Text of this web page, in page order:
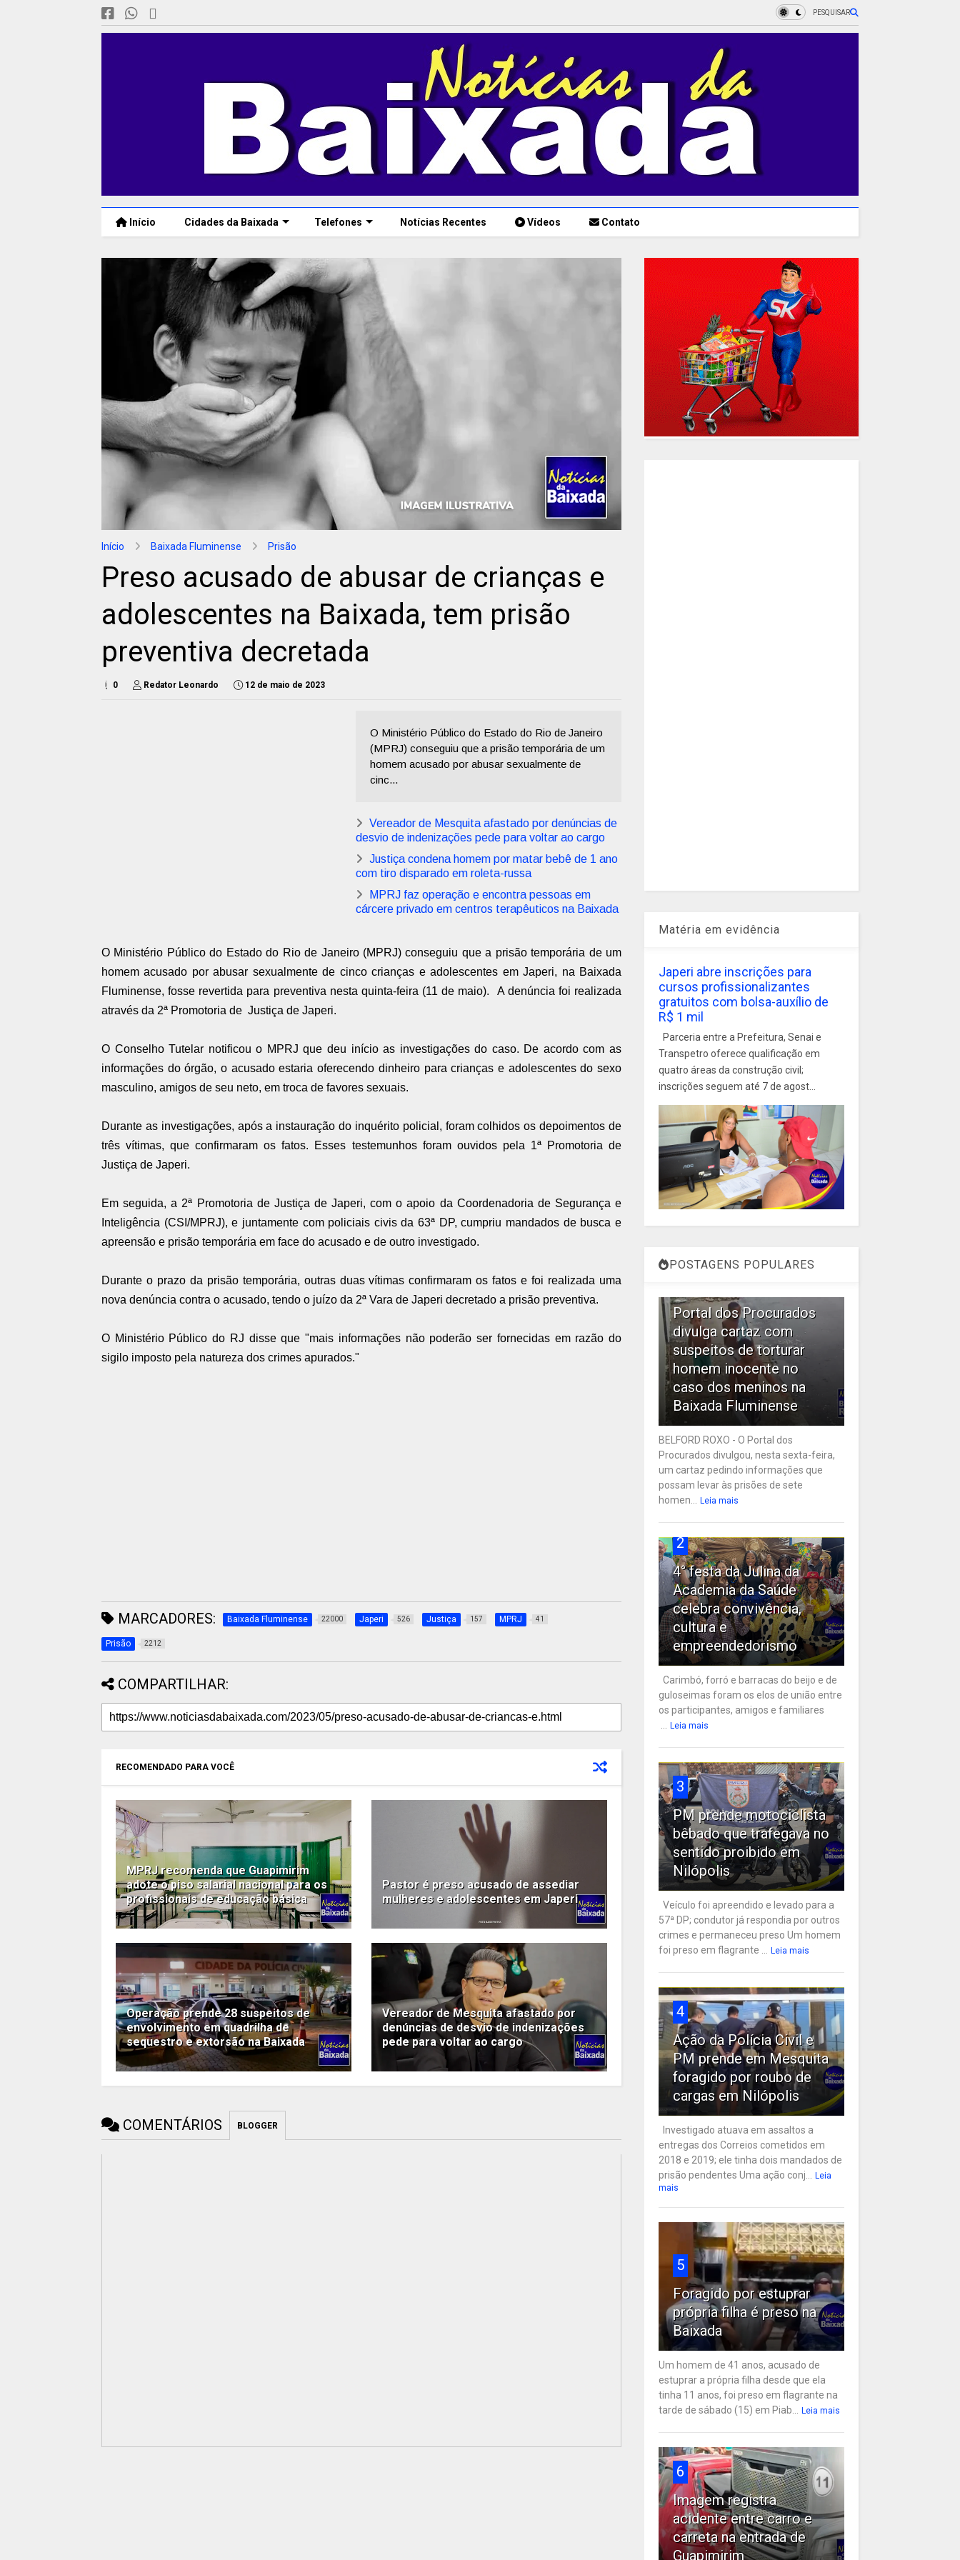
PESQUISAR
Início Cidades da Baixada Telefones Notícias Recentes Vídeos Contato
Início Baixada Fluminense Prisão
Preso acusado de abusar de crianças e
adolescentes na Baixada, tem prisão
preventiva decretada
0 Redator Leonardo 12 de maio de 2023
O Ministério Público do Estado do Rio de Janeiro
(MPRJ) conseguiu que a prisão temporária de um
homem acusado por abusar sexualmente de
cinc...
Vereador de Mesquita afastado por denúncias de
desvio de indenizações pede para voltar ao cargo
Justiça condena homem por matar bebê de 1 ano
com tiro disparado em roleta-russa
MPRJ faz operação e encontra pessoas em
cárcere privado em centros terapêuticos na Baixada
O Ministério Público do Estado do Rio de Janeiro (MPRJ) conseguiu que a prisão temporária de um
homem acusado por abusar sexualmente de cinco crianças e adolescentes em Japeri, na Baixada
Fluminense, fosse revertida para preventiva nesta quinta-feira (11 de maio). A denúncia foi realizada
através da 2ª Promotoria de Justiça de Japeri.
O Conselho Tutelar notificou o MPRJ que deu início as investigações do caso. De acordo com as
informações do órgão, o acusado estaria oferecendo dinheiro para crianças e adolescentes do sexo
masculino, amigos de seu neto, em troca de favores sexuais.
Durante as investigações, após a instauração do inquérito policial, foram colhidos os depoimentos de
três vítimas, que confirmaram os fatos. Esses testemunhos foram ouvidos pela 1ª Promotoria de
Justiça de Japeri.
Em seguida, a 2ª Promotoria de Justiça de Japeri, com o apoio da Coordenadoria de Segurança e
Inteligência (CSI/MPRJ), e juntamente com policiais civis da 63ª DP, cumpriu mandados de busca e
apreensão e prisão temporária em face do acusado e de outro investigado.
Durante o prazo da prisão temporária, outras duas vítimas confirmaram os fatos e foi realizada uma
nova denúncia contra o acusado, tendo o juízo da 2ª Vara de Japeri decretado a prisão preventiva.
O Ministério Público do RJ disse que "mais informações não poderão ser fornecidas em razão do
sigilo imposto pela natureza dos crimes apurados."
MARCADORES: Baixada Fluminense 22000 Japeri 526 Justiça 157 MPRJ 41
Prisão 2212
COMPARTILHAR:
RECOMENDADO PARA VOCÊ
MPRJ recomenda que Guapimirim
adote o piso salarial nacional para os
profissionais de educação básica
Pastor é preso acusado de assediar
mulheres e adolescentes em Japeri
Operação prende 28 suspeitos de
envolvimento em quadrilha de
sequestro e extorsão na Baixada
Vereador de Mesquita afastado por
denúncias de desvio de indenizações
pede para voltar ao cargo
COMENTÁRIOS BLOGGER
Matéria em evidência
Japeri abre inscrições para
cursos profissionalizantes
gratuitos com bolsa-auxílio de
R$ 1 mil
Parceria entre a Prefeitura, Senai e
Transpetro oferece qualificação em
quatro áreas da construção civil;
inscrições seguem até 7 de agost...
POSTAGENS POPULARES
Portal dos Procurados
divulga cartaz com
suspeitos de torturar
homem inocente no
caso dos meninos na
Baixada Fluminense
BELFORD ROXO - O Portal dos
Procurados divulgou, nesta sexta-feira,
um cartaz pedindo informações que
possam levar às prisões de sete
homen... Leia mais
2
4° festa da Julina da
Academia da Saúde
celebra convivência,
cultura e
empreendedorismo
Carimbó, forró e barracas do beijo e de
guloseimas foram os elos de união entre
os participantes, amigos e familiares
... Leia mais
3
PM prende motociclista
bêbado que trafegava no
sentido proibido em
Nilópolis
Veículo foi apreendido e levado para a
57ª DP; condutor já respondia por outros
crimes e permaneceu preso Um homem
foi preso em flagrante ... Leia mais
4
Ação da Polícia Civil e
PM prende em Mesquita
foragido por roubo de
cargas em Nilópolis
Investigado atuava em assaltos a
entregas dos Correios cometidos em
2018 e 2019; ele tinha dois mandados de
prisão pendentes Uma ação conj... Leia
mais
5
Foragido por estuprar
própria filha é preso na
Baixada
Um homem de 41 anos, acusado de
estuprar a própria filha desde que ela
tinha 11 anos, foi preso em flagrante na
tarde de sábado (15) em Piab... Leia mais
6
Imagem registra
acidente entre carro e
carreta na entrada de
Guapimirim